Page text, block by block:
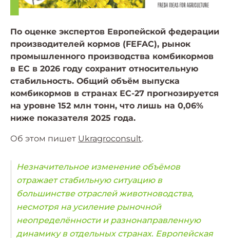
По оценке экспертов Европейской федерации
производителей кормов (FEFAC), рынок
промышленного производства комбикормов
в ЕС в 2026 году сохранит относительную
стабильность. Общий объём выпуска
комбикормов в странах ЕС-27 прогнозируется
на уровне 152 млн тонн, что лишь на 0,06%
ниже показателя 2025 года.
Об этом пишет Ukragroconsult.
Незначительное изменение объёмов
отражает стабильную ситуацию в
большинстве отраслей животноводства,
несмотря на усиление рыночной
неопределённости и разнонаправленную
динамику в отдельных странах. Европейская